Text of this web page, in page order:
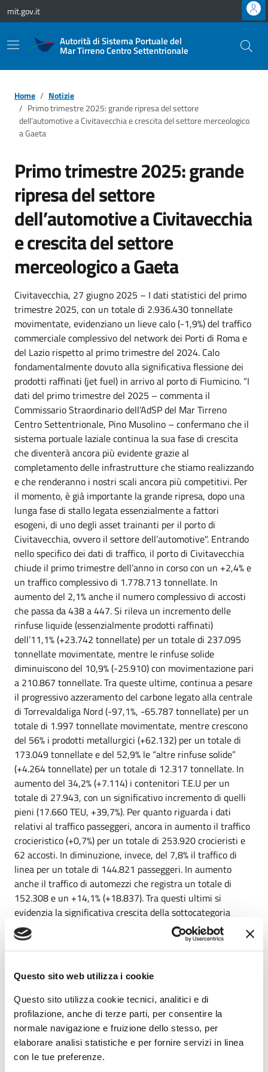
Questo sito web utilizza i cookie
Questo sito utilizza cookie tecnici, analitici e di
profilazione, anche di terze parti, per consentire la
normale navigazione e fruizione dello stesso, per
elaborare analisi statistiche e per fornire servizi in linea
con le tue preferenze.
Vai ai contenuti
Vai al footer
mit.gov.it
Autorità di Sistema Portuale del
Mar Tirreno Centro Settentrionale
Home
Notizie
Primo trimestre 2025: grande ripresa del settore
dell’automotive a Civitavecchia e crescita del settore merceologico
a Gaeta
Primo trimestre 2025: grande
ripresa del settore
dell’automotive a Civitavecchia
e crescita del settore
merceologico a Gaeta
Civitavecchia, 27 giugno 2025 – I dati statistici del primo
trimestre 2025, con un totale di 2.936.430 tonnellate
movimentate, evidenziano un lieve calo (-1,9%) del traffico
commerciale complessivo del network dei Porti di Roma e
del Lazio rispetto al primo trimestre del 2024. Calo
fondamentalmente dovuto alla significativa flessione dei
prodotti raffinati (jet fuel) in arrivo al porto di Fiumicino. “I
dati del primo trimestre del 2025 – commenta il
Commissario Straordinario dell’AdSP del Mar Tirreno
Centro Settentrionale, Pino Musolino – confermano che il
sistema portuale laziale continua la sua fase di crescita
che diventerà ancora più evidente grazie al
completamento delle infrastrutture che stiamo realizzando
e che renderanno i nostri scali ancora più competitivi. Per
il momento, è già importante la grande ripresa, dopo una
lunga fase di stallo legata essenzialmente a fattori
esogeni, di uno degli asset trainanti per il porto di
Civitavecchia, ovvero il settore dell’automotive". Entrando
nello specifico dei dati di traffico, il porto di Civitavecchia
chiude il primo trimestre dell’anno in corso con un +2,4% e
un traffico complessivo di 1.778.713 tonnellate. In
aumento del 2,1% anche il numero complessivo di accosti
che passa da 438 a 447. Si rileva un incremento delle
rinfuse liquide (essenzialmente prodotti raffinati)
dell’11,1% (+23.742 tonnellate) per un totale di 237.095
tonnellate movimentate, mentre le rinfuse solide
diminuiscono del 10,9% (-25.910) con movimentazione pari
a 210.867 tonnellate. Tra queste ultime, continua a pesare
il progressivo azzeramento del carbone legato alla centrale
di Torrevaldaliga Nord (-97,1%, -65.787 tonnellate) per un
totale di 1.997 tonnellate movimentate, mentre crescono
del 56% i prodotti metallurgici (+62.132) per un totale di
173.049 tonnellate e del 52,9% le “altre rinfuse solide”
(+4.264 tonnellate) per un totale di 12.317 tonnellate. In
aumento del 34,2% (+7.114) i contenitori T.E.U per un
totale di 27.943, con un significativo incremento di quelli
pieni (17.660 TEU, +39,7%). Per quanto riguarda i dati
relativi al traffico passeggeri, ancora in aumento il traffico
crocieristico (+0,7%) per un totale di 253.920 crocieristi e
62 accosti. In diminuzione, invece, del 7,8% il traffico di
linea per un totale di 144.821 passeggeri. In aumento
anche il traffico di automezzi che registra un totale di
152.308 e un +14,1% (+18.837). Tra questi ultimi si
evidenzia la significativa crescita della sottocategoria
“autovetture in polizza” (+53,8%; +18.167) per un totale di
51.964 autovetture movimentate mentre cresce di uno
0,6% quella “autopasseggeri” imbarcati/sbarcati per un
totale di 37.967. Per quanto concerne gli altri due porti del
network laziale, i primi tre mesi del 2025 fanno registrare
un aumento del traffico complessivo, rispetto allo stesso
periodo del 2024, nel porto di Gaeta il cui traffico totale
risulta di 467.301 tonnellate movimentate con un
incremento pari al 9,9%, dovuto essenzialmente alla
crescita delle merci solide (+36,5%). In significativo